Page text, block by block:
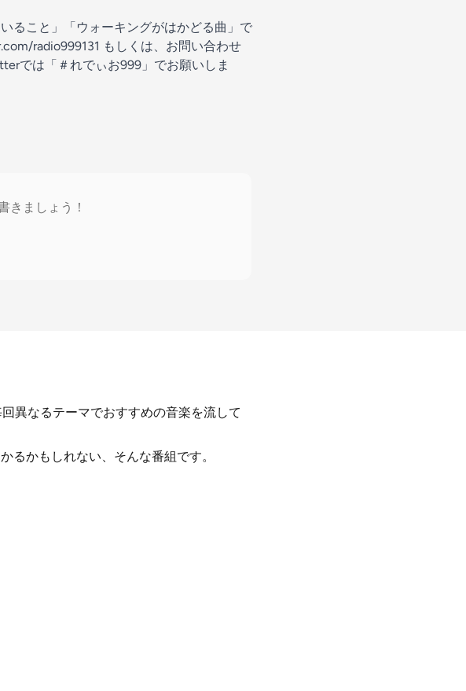
ること」「ウォーキングがはかどる曲」で
radio999131 もしくは、お問い合わせ
では「＃れでぃお999」でお願いしま
きましょう！
異なるテーマでおすすめの音楽を流して
るかもしれない、そんな番組です。